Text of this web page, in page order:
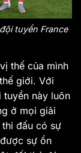
tuyển France
thế của mình
giới. Với
này luôn
ở mọi giải
đấu có sự
sự ổn